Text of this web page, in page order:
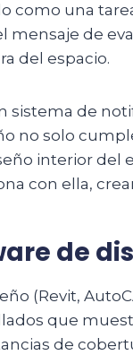
como una
mensaje de
del espacio.
sistema de
no solo
interior del
con ella,
de
(Revit,
que
de